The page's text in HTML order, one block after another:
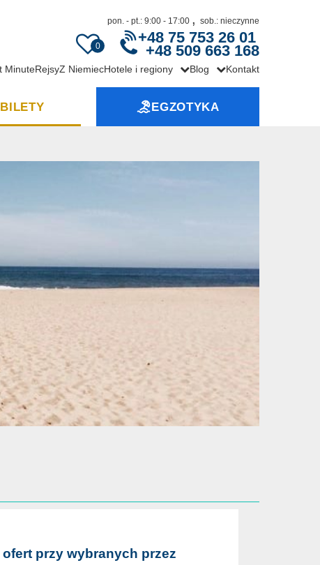
0
pon. - pt.: 9:00 - 17:00 , sob.: nieczynne
+48 75 753 26 01
+48 509 663 168
MinuteRejsyZ NiemiecHotele i regiony Blog Kontakt
BILETY EGZOTYKA
przy wybranych przez